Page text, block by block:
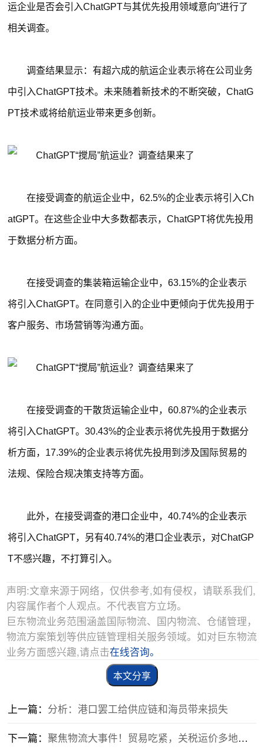
运企业是否会引入ChatGPT与其优先投用领域意向”进行了
相关调查。
调查结果显示：有超六成的航运企业表示将在公司业务
中引入ChatGPT技术。未来随着新技术的不断突破，ChatG
PT技术或将给航运业带来更多创新。
在接受调查的航运企业中，62.5%的企业表示将引入Ch
atGPT。在这些企业中大多数都表示，ChatGPT将优先投用
于数据分析方面。
在接受调查的集装箱运输企业中，63.15%的企业表示
将引入ChatGPT。在同意引入的企业中更倾向于优先投用于
客户服务、市场营销等沟通方面。
在接受调查的干散货运输企业中，60.87%的企业表示
将引入ChatGPT。30.43%的企业表示将优先投用于数据分
析方面，17.39%的企业表示将优先投用到涉及国际贸易的
法规、保险合规决策支持等方面。
此外，在接受调查的港口企业中，40.74%的企业表示
将引入ChatGPT，另有40.74%的港口企业表示，对ChatGP
T不感兴趣，不打算引入。
声明:文章来源于网络，仅供参考,如有侵权，请联系我们,
内容属作者个人观点。不代表官方立场。
巨东物流业务范围涵盖国际物流、国内物流、仓储管理，
物流方案策划等供应链管理相关服务领域。如对巨东物流
业务方面感兴趣,请点击在线咨询。
本文分享
上一篇： 分析：港口罢工给供应链和海员带来损失
下一篇：聚焦物流大事件！贸易吃紧，关税运价多地上涨？